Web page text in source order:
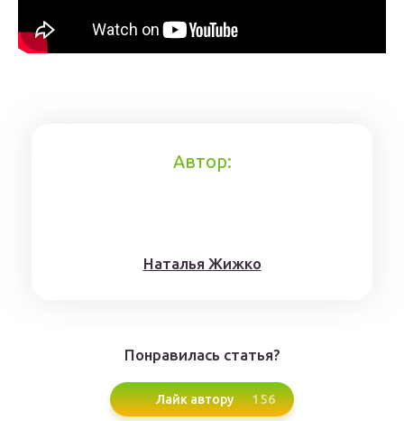
Автор:
Нaтaлья Жижкo
Понравилась статья?
Лайк автору 156